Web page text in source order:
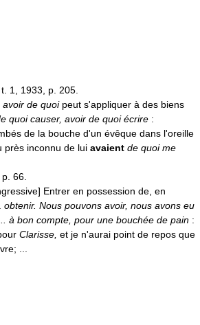
t. 1, 1933, p. 205.
avoir de quoipeut s'appliquer à des biens
quoi causer, avoir de quoi écrire :
de la bouche d'un évêque dans l'oreille
près inconnu de lui avaient de quoi me
66.
Entrer en possession de, en
obtenir. Nous pouvons avoir, nous avons eu
à bon compte, pour une bouchée de pain :
Clarisse, et je n'aurai point de repos que
...